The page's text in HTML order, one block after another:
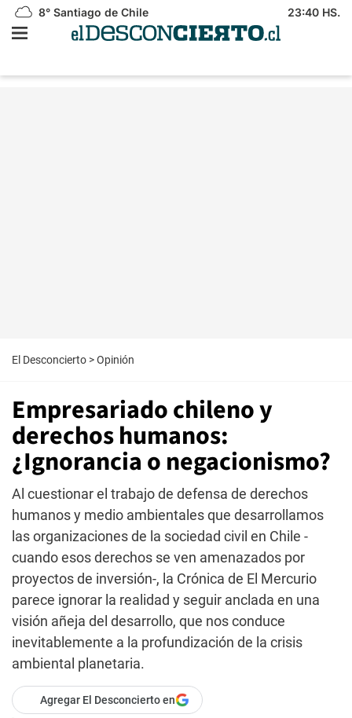
8° Santiago de Chile 23:40 HS.
El Desconcierto >Opinión
Empresariado chileno y
derechos humanos:
¿Ignorancia o negacionismo?
Al cuestionar el trabajo de defensa de derechos
humanos y medio ambientales que desarrollamos
las organizaciones de la sociedad civil en Chile -
cuando esos derechos se ven amenazados por
proyectos de inversión-, la Crónica de El Mercurio
parece ignorar la realidad y seguir anclada en una
visión añeja del desarrollo, que nos conduce
inevitablemente a la profundización de la crisis
ambiental planetaria.
Agregar El Desconcierto en